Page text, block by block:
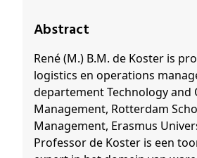
Abstract
René (M.) B.M. de Koster is
logistics en operations
departement Technology and
Management, Rotterdam
Management, Erasmus
Professor de Koster is een